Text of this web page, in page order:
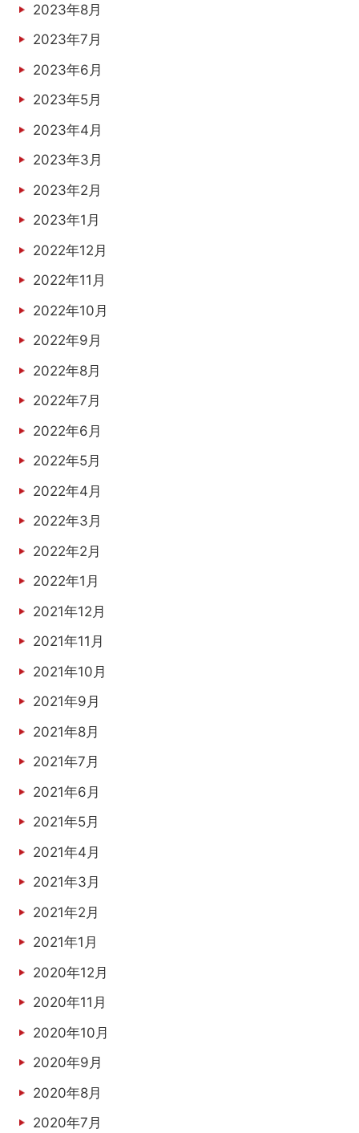
2023年8月
2023年7月
2023年6月
2023年5月
2023年4月
2023年3月
2023年2月
2023年1月
2022年12月
2022年11月
2022年10月
2022年9月
2022年8月
2022年7月
2022年6月
2022年5月
2022年4月
2022年3月
2022年2月
2022年1月
2021年12月
2021年11月
2021年10月
2021年9月
2021年8月
2021年7月
2021年6月
2021年5月
2021年4月
2021年3月
2021年2月
2021年1月
2020年12月
2020年11月
2020年10月
2020年9月
2020年8月
2020年7月